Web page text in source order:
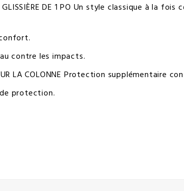
GLISSIÈRE DE 1 PO Un style classique à la
contre les impacts.
LA COLONNE Protection supplémentaire
de protection.